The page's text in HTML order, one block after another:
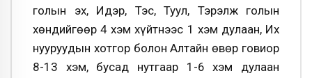
голын эх, Идэр, Тэс, Туул, Тэрэлж голын
хөндийгөөр 4 хэм хүйтнээс 1 хэм дулаан, Их
нууруудын хотгор болон Алтайн өвөр говиор
8-13 хэм, бусад нутгаар 1-6 хэм дулаан